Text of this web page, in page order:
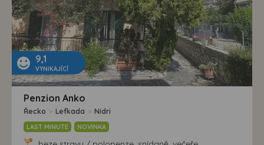
9,1
VYNIKAJÍCÍ
Penzion Anko
Řecko > Lefkada > Nidri
LAST MINUTE NOVINKA